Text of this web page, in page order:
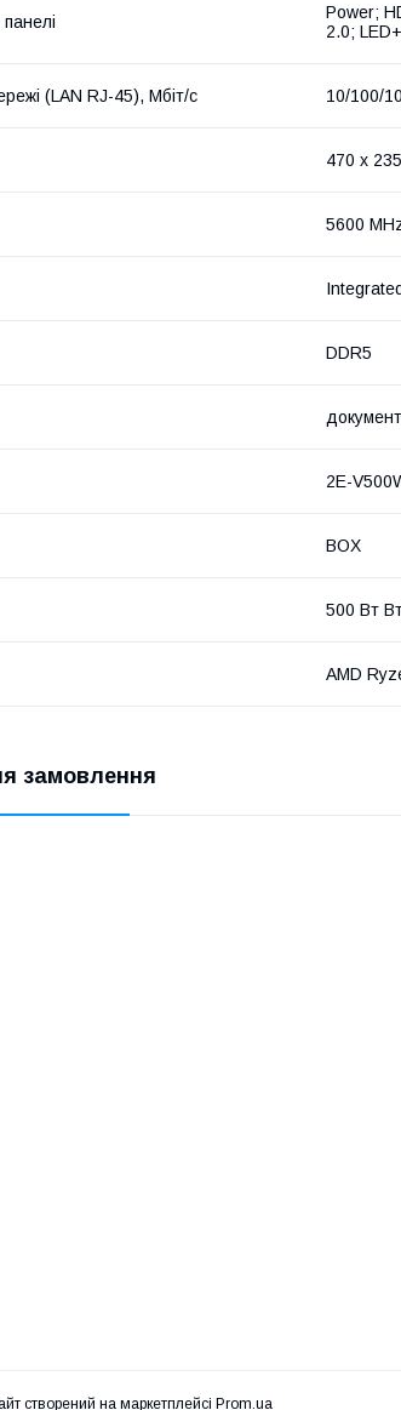
Power;
2.0;
(LAN RJ-45), Мбіт/с 10/100/
470 x
5600
Integrated
DDR5
2E-
BOX
500 Вт
AMD
замовлення
створений на маркетплейсі Prom.ua